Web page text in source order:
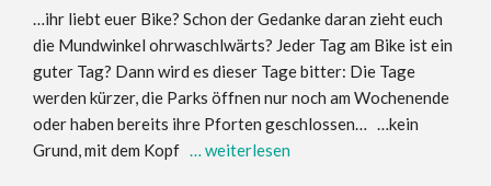
…ihr liebt euer Bike? Schon der Gedanke daran zieht euch
die Mundwinkel ohrwaschlwärts? Jeder Tag am Bike ist ein
guter Tag? Dann wird es dieser Tage bitter: Die Tage
werden kürzer, die Parks öffnen nur noch am Wochenende
oder haben bereits ihre Pforten geschlossen… …kein
Grund, mit dem Kopf … weiterlesen